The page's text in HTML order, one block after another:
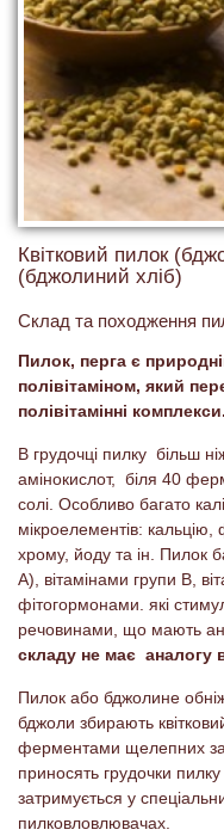
Квітковий пилок
(бджолиний хліб)
Склад та походження
Пилок, перга є
полівітаміном, який
полівітамінні комплекси.
В грудочці пилку більш
амінокислот, біля 40
солі. Особливо багато
мікроелементів:
хрому, йоду та ін. Пилок
А), вітамінами групи В,
фітогормонами. які
речовинами, що мають
складу не має аналогу
Пилок або бджолине
бджоли збирають
ферментами щелепних
приносять грудочки
затримується у
пилковловлювачах.